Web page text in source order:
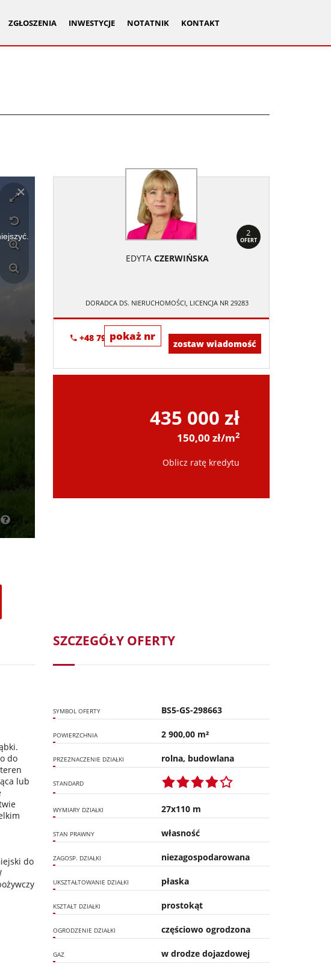
ZGŁOSZENIA INWESTYCJE NOTATNIK KONTAKT
2
OFERT
EDYTA CZERWIŃSKA
DORADCA DS. NIERUCHOMOŚCI, LICENCJA NR 29283
pokaż nr
+48 793-928-312
zostaw wiadomość
435 000 zł
150,00 zł/m2
Oblicz ratę kredytu
do
lub
do
SZCZEGÓŁY OFERTY
SYMBOL OFERTY BS5-GS-298663
POWIERZCHNIA 2 900,00 m²
PRZEZNACZENIE DZIAŁKI rolna, budowlana
STANDARD
WYMIARY DZIAŁKI 27x110 m
STAN PRAWNY własność
ZAGOSP. DZIAŁKI niezagospodarowana
UKSZTAŁTOWANIE DZIAŁKI płaska
KSZTAŁT DZIAŁKI prostokąt
OGRODZENIE DZIAŁKI częściowo ogrodzona
GAZ w drodze dojazdowej